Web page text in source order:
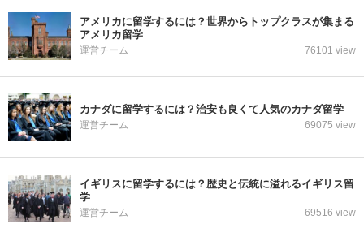
アメリカに留学するには？世界からトップクラスが集まる
アメリカ留学
運営チーム 76101 view
カナダに留学するには？治安も良くて人気のカナダ留学
運営チーム 69075 view
イギリスに留学するには？歴史と伝統に溢れるイギリス留
学
運営チーム 69516 view